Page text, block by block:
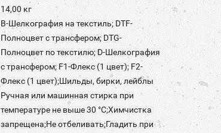
14,00 кг
B-Шелкография на текстиль; DTF-
Полноцвет с трансфером; DTG-
Полноцвет по текстилю; D-Шелкография
с трансфером; F1-Флекс (1 цвет); F2-
Флекс (1 цвет);Шильды, бирки, лейблы
Ручная или машинная стирка при
температуре не выше 30 °C;Химчистка
запрещена;Не отбеливать;Гладить при